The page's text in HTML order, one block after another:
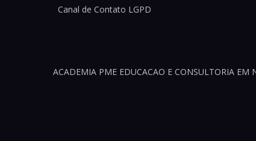
Canal de Contato LGPD
ACADEMIA PME EDUCACAO E CONSULTORIA EM